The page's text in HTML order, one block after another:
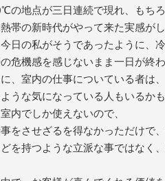
の地点が三日連続で現れ、もち
帯の新時代がやって来た実感がし
日の私がそうであったように、
危機感を感じないまま一日が終
、室内の仕事についている者は、
うな気になっている人もいるかも
内でしか使えないので、
をさせざるを得なかっただけで
を持つような立派な事ではなく